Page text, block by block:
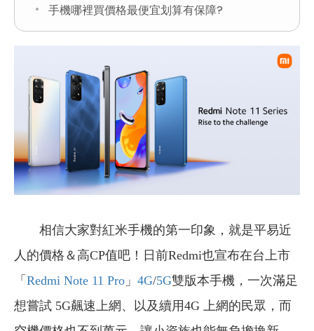
手機哪裡買價格最便宜划算有保障?
相信大家對紅米手機的第一印象，就是平易近
人的價格＆高CP值吧！日前Redmi也宣布在台上市
「 Redmi Note 11 Pro 」 4G/5G雙版本手機，一次滿足
想嘗試 5G飆速上網、以及續用4G 上網的民眾，而